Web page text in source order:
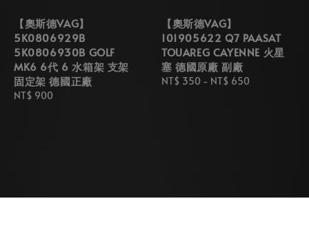
【奧斯德VAG】
5K0806929B
5K0806930B GOLF
MK6 6代 6 水箱架 支架
固定架 德國正廠
Regular
NT$ 900
【奧斯德VAG】
101905622 Q7 PAASAT
TOUAREG CAYENNE 火星
塞 德國原廠 副廠
Regular
NT$ 350 - NT$ 650